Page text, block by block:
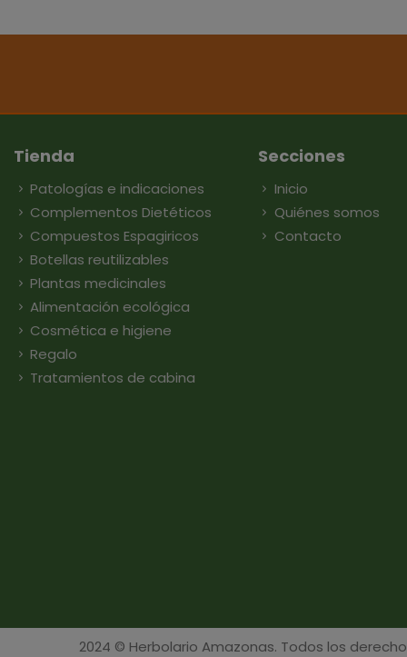
Tienda
Patologías e indicaciones
Complementos Dietéticos
Compuestos Espagiricos
Botellas reutilizables
Plantas medicinales
Alimentación ecológica
Cosmética e higiene
Regalo
Tratamientos de cabina
Secciones
Inicio
Quiénes somos
Contacto
2024 © Herbolario Amazonas. Todos los